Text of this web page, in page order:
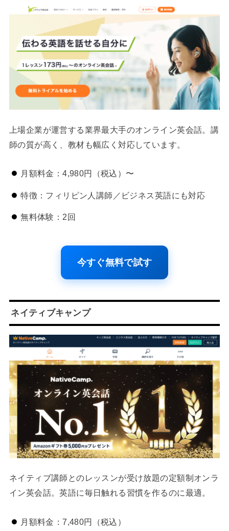
上場企業が運営する業界最大手のオンライン英会話。講
師の質が高く、教材も幅広く対応しています。
月額料金：4,980円（税込）〜
特徴：フィリピン人講師／ビジネス英語にも対応
無料体験：2回
今すぐ無料で試す
ネイティブキャンプ
ネイティブ講師とのレッスンが受け放題の定額制オンラ
イン英会話。英語に毎日触れる習慣を作るのに最適。
月額料金：7,480円（税込）